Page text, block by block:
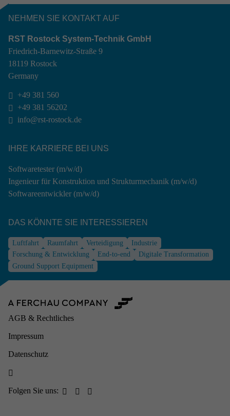
NEHMEN SIE KONTAKT AUF
RST Rostock System-Technik GmbH
Friedrich-Barnewitz-Straße 9
18119 Rostock
Germany

+49 381 560

+49 381 56202

info@rst-rostock.de
IHRE KARRIERE BEI UNS
Softwaretester (m/w/d)
Ingenieur für Konstruktion und Strukturmechanik (m/w/d)
Softwareentwickler (m/w/d)
DAS KÖNNTE SIE INTER­ES­SIEREN
Luftfahrt Raumfahrt Verteidigung
Industrie
Forschung & Entwicklung
End-to-end
Digitale Transformation
Ground Support Equipment
AGB & Rechtliches
Impressum
Datenschutz

Folgen Sie uns:   